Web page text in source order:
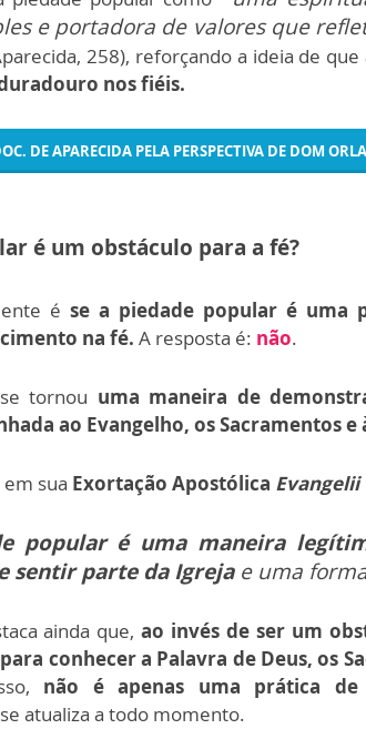
e portadora de valores que
258), reforçando a ideia de que
nos fiéis.
DE APARECIDA PELA PERSPECTIVA DE DOM
é um obstáculo para a fé?
é se a piedade popular é uma
na fé. A resposta é: não.
tornou uma maneira de
ao Evangelho, os Sacramentos e
em sua Exortação Apostólica Evangelii
popular é uma maneira
sentir parte da Igreja e uma
ainda que, ao invés de ser um
conhecer a Palavra de Deus, os
não é apenas uma prática de
atualiza a todo momento.